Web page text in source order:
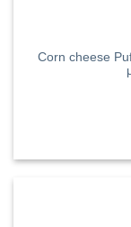
Corn cheese